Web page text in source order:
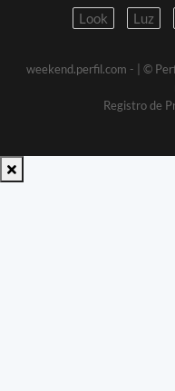
Look
Luz
weekend.perfil.com -
| ©
Registro de